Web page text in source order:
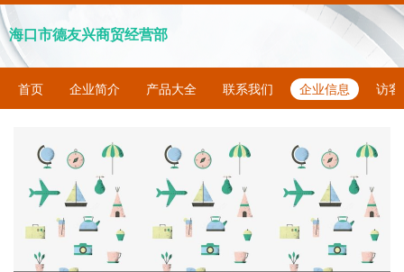
海口市德友兴商贸经营部
首页 企业简介 产品大全 联系我们 企业信息 访客